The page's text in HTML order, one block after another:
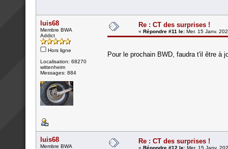
luis68
Membre BWA
Addict
Hors ligne
Localisation: 68270
wittenheim
Messages: 884
Re : CT des surprises !
« Répondre #11 le: Mer. 15 Janv.
Pour le prochain BWD, faudra t'il être à
luis68
Membre BWA
Re : CT des surprises !
« Répondre #12 le: Mer. 15 Janv.